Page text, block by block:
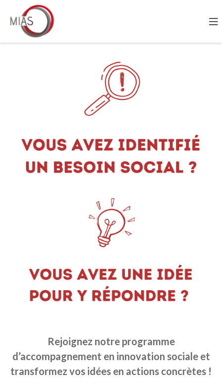
Rejoignez notre programme
d’accompagnement en innovation sociale et
transformez vos idées en actions concrètes !